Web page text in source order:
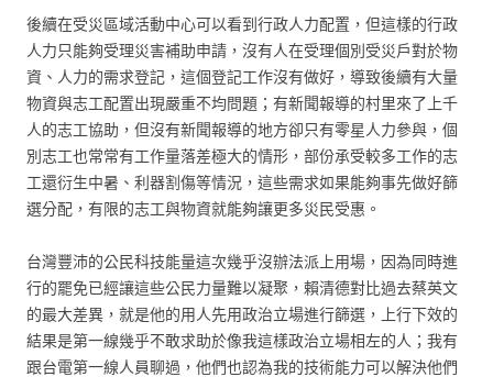
後續在受災區域活動中心可以看到行政人力配置，但這樣的行政
人力只能夠受理災害補助申請，沒有人在受理個別受災戶對於物
資、人力的需求登記，這個登記工作沒有做好，導致後續有大量
物資與志工配置出現嚴重不均問題；有新聞報導的村里來了上千
人的志工協助，但沒有新聞報導的地方卻只有零星人力參與，個
別志工也常常有工作量落差極大的情形，部份承受較多工作的志
工還衍生中暑、利器割傷等情況，這些需求如果能夠事先做好篩
選分配，有限的志工與物資就能夠讓更多災民受惠。
台灣豐沛的公民科技能量這次幾乎沒辦法派上用場，因為同時進
行的罷免已經讓這些公民力量難以凝聚，賴清德對比過去蔡英文
的最大差異，就是他的用人先用政治立場進行篩選，上行下效的
結果是第一線幾乎不敢求助於像我這樣政治立場相左的人；我有
跟台電第一線人員聊過，他們也認為我的技術能力可以解決他們